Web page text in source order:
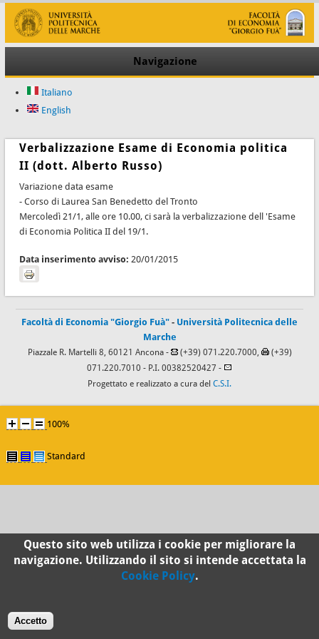
Navigazione
Italiano
English
Verbalizzazione Esame di Economia politica
II (dott. Alberto Russo)
Variazione data esame
- Corso di Laurea San Benedetto del Tronto
Mercoledì 21/1, alle ore 10.00, ci sarà la verbalizzazione dell 'Esame
di Economia Politica II del 19/1.
Data inserimento avviso: 20/01/2015
Facoltà di Economia "Giorgio Fuà" - Università Politecnica delle
Marche
Piazzale R. Martelli 8, 60121 Ancona - (+39) 071.220.7000,
(+39)
071.220.7010 - P.I. 00382520427 -
Progettato e realizzato a cura del C.S.I.
100%
Standard
Questo sito web utilizza i cookie per migliorare la
navigazione. Utilizzando il sito si intende accettata la
Cookie Policy.
Accetto